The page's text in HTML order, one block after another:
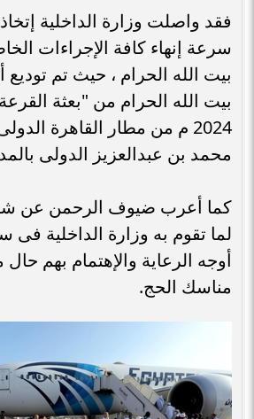
فقد واصلت وزارة الداخلية
سرعة إنهاء كافة الإجراءات
بيت الله الحرام ، حيث تم
2024 م من مطار القاهرة
محمد بن عبدالعزيز الدولى
كما أعرب ضيوف الرحمن عن
لما تقوم به وزارة الداخلية فى
أوجه الرعاية والإهتمام بهم حال
مناسك الحج.